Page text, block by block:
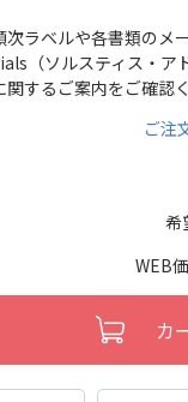
ラベルや各書類のメ
（ソルスティス・ア
するご案内をご確認く
ご注
希
WEB
カ